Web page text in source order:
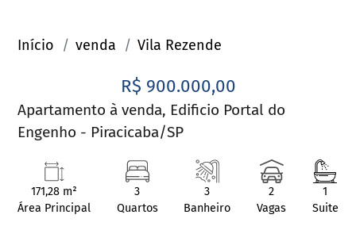
Início venda Vila Rezende
R$ 900.000,00
Apartamento à venda, Edificio Portal do
Engenho - Piracicaba/SP
171,28 m²
Área Principal
3
Quartos
3
Banheiro
2
Vagas
1
Suite